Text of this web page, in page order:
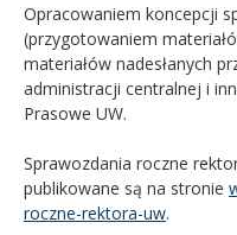
Opracowaniem koncepcji
(przygotowaniem
materiałów nadesłanych
administracji centralnej i
Prasowe UW.
Sprawozdania roczne
publikowane są na stronie
roczne-rektora-uw.